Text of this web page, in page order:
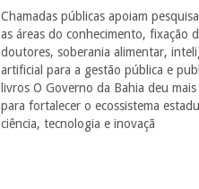
Chamadas públicas apoiam
as áreas do conhecimento, fixação
doutores, soberania alimentar,
artificial para a gestão pública e
livros O Governo da Bahia deu
para fortalecer o ecossistema
ciência, tecnologia e inovaçã